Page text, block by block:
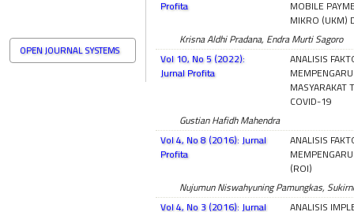
OPEN JOURNAL SYSTEMS
Profita MOBILE
MIKRO (UKM)
Krisna Aldhi Pradana, Endra Murti Sagoro
Vol 10, No 5 (2022):
Jurnal Profita
ANALISIS
MASYARAKAT
COVID-19
Gustian Hafidh Mahendra
Vol 4, No 8 (2016): Jurnal
Profita
ANALISIS
(ROI)
Nujumun Niswahyuning Pamungkas,
Vol 4, No 3 (2016): Jurnal
ANALISIS